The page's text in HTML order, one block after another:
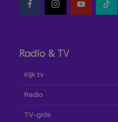
Radio & TV
Kijk tv
Radio
TV-gids